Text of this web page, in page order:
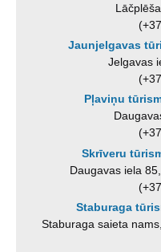
Jaunjelgavas
Jelgavas
Pļaviņu
Skrīveru
Daugavas iela
Staburaga
Staburaga saieta